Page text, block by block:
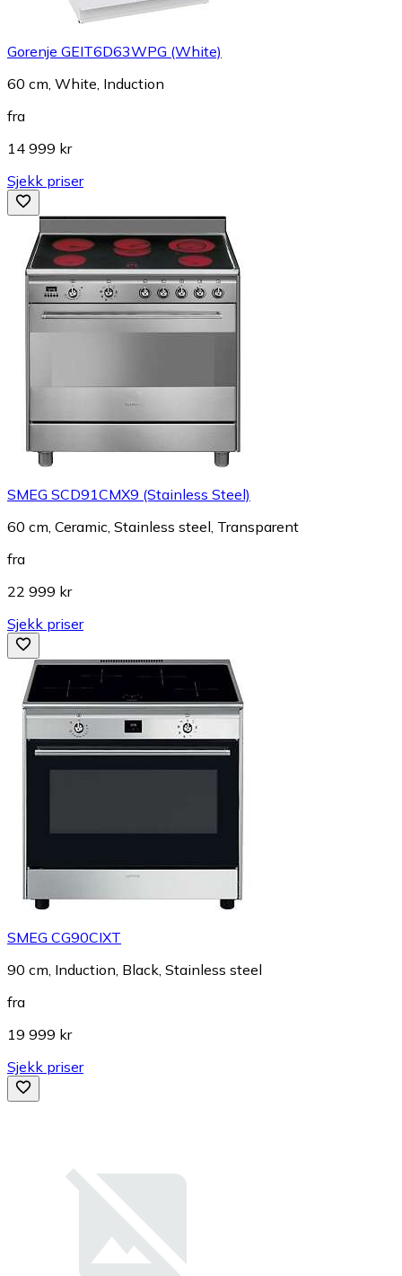
Gorenje GEIT6D63WPG (White)
60 cm, White, Induction
fra
14 999 kr
Sjekk priser
SMEG SCD91CMX9 (Stainless Steel)
60 cm, Ceramic, Stainless steel, Transparent
fra
22 999 kr
Sjekk priser
SMEG CG90CIXT
90 cm, Induction, Black, Stainless steel
fra
19 999 kr
Sjekk priser